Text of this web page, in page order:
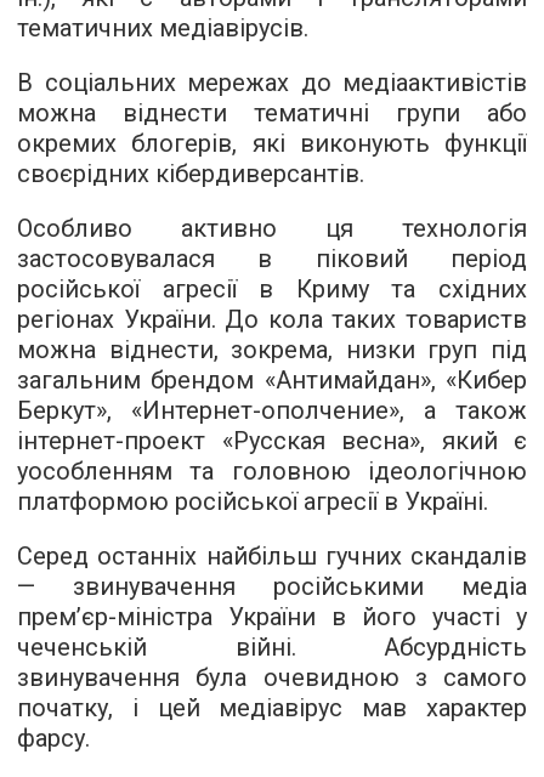
тематичних медіавірусів.
В соціальних мережах до медіаактивістів
можна віднести тематичні групи або
окремих блогерів, які виконують функції
своєрідних кібердиверсантів.
Особливо активно ця технологія
застосовувалася в піковий період
російської агресії в Криму та східних
регіонах України. До кола таких товариств
можна віднести, зокрема, низки груп під
загальним брендом «Антимайдан», «Кибер
Беркут», «Интернет-ополчение», а також
інтернет-проект «Русская весна», який є
уособленням та головною ідеологічною
платформою російської агресії в Україні.
Серед останніх найбільш гучних скандалів
— звинувачення російськими медіа
прем’єр-міністра України в його участі у
чеченській війні. Абсурдність
звинувачення була очевидною з самого
початку, і цей медіавірус мав характер
фарсу.